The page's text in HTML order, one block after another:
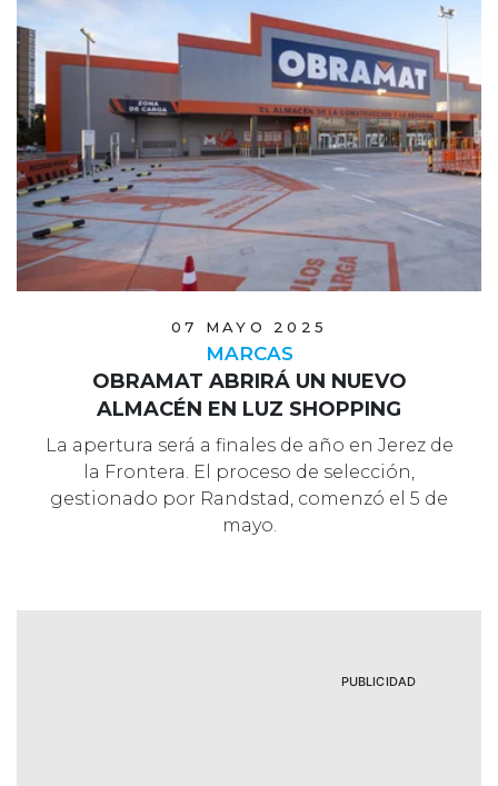
07 MAYO 2025
MARCAS
OBRAMAT ABRIRÁ UN NUEVO
ALMACÉN EN LUZ SHOPPING
La apertura será a finales de año en Jerez de
la Frontera. El proceso de selección,
gestionado por Randstad, comenzó el 5 de
mayo.
PUBLICIDAD